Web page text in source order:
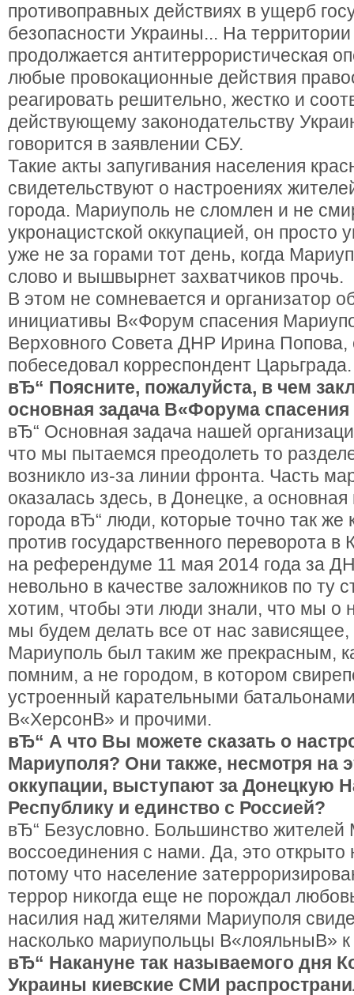
противоправных действиях в ущерб
безопасности Украины... На
продолжается антитеррористическая
любые провокационные действия
реагировать решительно, жестко и
действующему законодательству
говорится в заявлении СБУ.
Такие акты запугивания населения
свидетельствуют о настроениях
города. Мариуполь не сломлен и не
укронацистской оккупацией, он просто
уже не за горами тот день, когда
слово и вышвырнет захватчиков прочь.
В этом не сомневается и организатор
инициативы В«Форум спасения
Верховного Совета ДНР Ирина Попова,
побеседовал корреспондент Царьграда.
вЂ“ Поясните, пожалуйста, в чем
основная задача В«Форума
вЂ“ Основная задача нашей
что мы пытаемся преодолеть то
возникло из-за линии фронта. Часть
оказалась здесь, в Донецке, а
города вЂ“ люди, которые точно так же
против государственного переворота в
на референдуме 11 мая 2014 года за
невольно в качестве заложников по ту
хотим, чтобы эти люди знали, что мы о
мы будем делать все от нас зависящее,
Мариуполь был таким же прекрасным,
помним, а не городом, в котором
устроенный карательными
В«ХерсонВ» и прочими.
вЂ“ А что Вы можете сказать о
Мариуполя? Они также, несмотря на
оккупации, выступают за Донецкую
Республику и единство с Россией?
вЂ“ Безусловно. Большинство жителей
воссоединения с нами. Да, это открыто
потому что население
террор никогда еще не порождал
насилия над жителями Мариуполя
насколько мариупольцы В«лояльныВ»
вЂ“ Накануне так называемого дня
Украины киевские СМИ